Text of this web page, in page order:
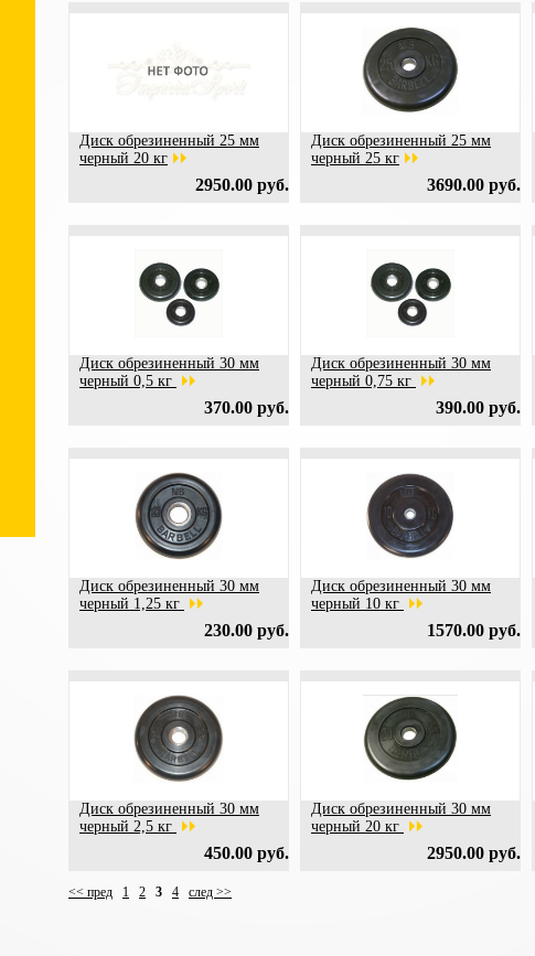
Диск обрезиненный 25 мм
черный 20 кг
2950.00 руб.
Диск обрезиненный 25 мм
черный 25 кг
3690.00 руб.
Диск обрезиненный 30 мм
черный 0,5 кг
370.00 руб.
Диск обрезиненный 30 мм
черный 0,75 кг
390.00 руб.
Диск обрезиненный 30 мм
черный 1,25 кг
230.00 руб.
Диск обрезиненный 30 мм
черный 10 кг
1570.00 руб.
Диск обрезиненный 30 мм
черный 2,5 кг
450.00 руб.
Диск обрезиненный 30 мм
черный 20 кг
2950.00 руб.
<< пред 1 2 3 4 след >>